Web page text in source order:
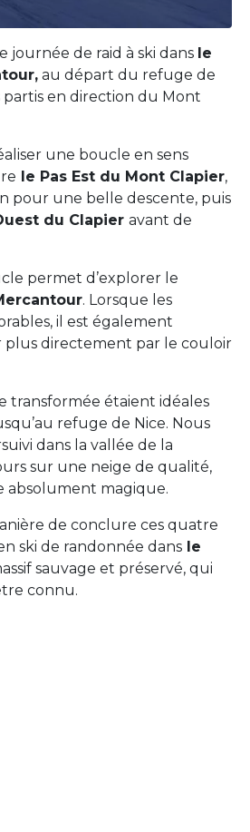
journée de raid à ski dans le
au départ du refuge de
partis en direction du Mont
une boucle en sens
le Pas Est du Mont Clapier,
pour une belle descente, puis
du Clapier avant de
permet d’explorer le
. Lorsque les
il est également
plus directement par le couloir
transformée étaient idéales
refuge de Nice. Nous
dans la vallée de la
sur une neige de qualité,
absolument magique.
de conclure ces quatre
ski de randonnée dans le
sauvage et préservé, qui
connu.